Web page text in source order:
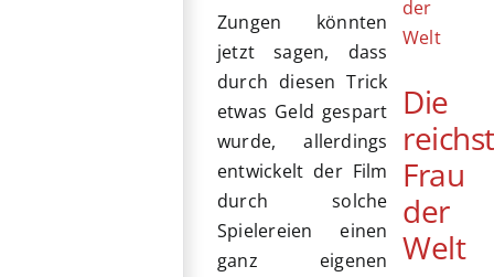
Zungen könnten
jetzt sagen, dass
durch diesen Trick
etwas Geld gespart
wurde, allerdings
entwickelt der Film
durch solche
Spielereien einen
ganz eigenen
Die
Frau
der
Welt